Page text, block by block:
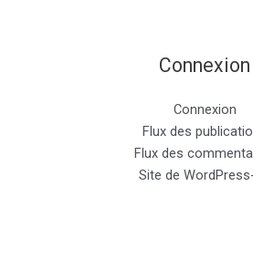
Connexion
Connexion
Flux des
Flux des
Site de